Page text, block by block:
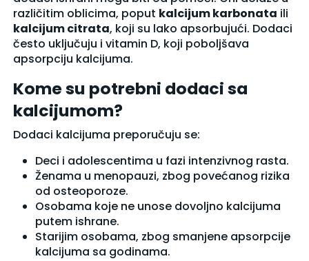
različitim oblicima, poput kalcijum karbonata ili
kalcijum citrata, koji su lako apsorbujući. Dodaci
često uključuju i vitamin D, koji poboljšava
apsorpciju kalcijuma.
Kome su potrebni dodaci sa
kalcijumom?
Dodaci kalcijuma preporučuju se:
Deci i adolescentima u fazi intenzivnog rasta.
Ženama u menopauzi, zbog povećanog rizika
od osteoporoze.
Osobama koje ne unose dovoljno kalcijuma
putem ishrane.
Starijim osobama, zbog smanjene apsorpcije
kalcijuma sa godinama.